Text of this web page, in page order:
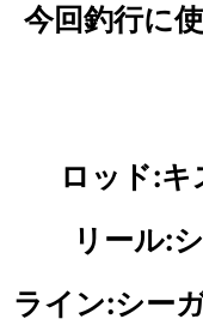
今回釣行に
ロッド:
リール:
ライン:シー